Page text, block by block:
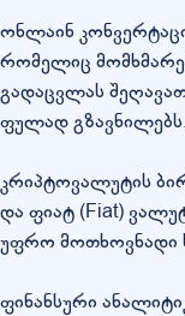
ონლაინ
რომელიც
გადაცვლას
ფულად გზავნილებს.
კრიპტოვალუტის
და ფიატ (Fiat)
უფრო მოთხოვნადი
ფინანსური